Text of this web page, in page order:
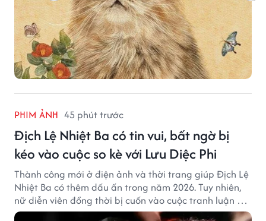
PHIM ẢNH 45 phút trước
Địch Lệ Nhiệt Ba có tin vui, bất ngờ bị
kéo vào cuộc so kè với Lưu Diệc Phi
Thành công mới ở điện ảnh và thời trang giúp Địch Lệ
Nhiệt Ba có thêm dấu ấn trong năm 2026. Tuy nhiên,
nữ diễn viên đồng thời bị cuốn vào cuộc tranh luận với
Lưu Diệc Phi dù hai ngôi sao không có mâu thuẫn công